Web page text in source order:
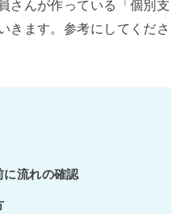
さんが作っている「個別支
きます。参考にしてくださ
に流れの確認